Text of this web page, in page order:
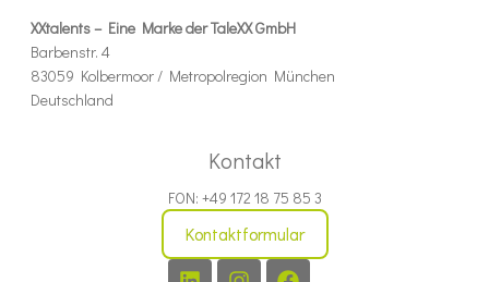
XXtalents – Eine Marke der TaleXX GmbH
Barbenstr. 4
83059 Kolbermoor / Metropolregion München
Deutschland
Kontakt
FON: +49 172 18 75 85 3
Kontaktformular